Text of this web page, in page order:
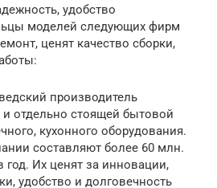
удобство
моделей следующих фирм
ценят качество сборки,
производитель
отдельно стоящей бытовой
кухонного оборудования.
составляют более 60 млн.
год. Их ценят за инновации,
удобство и долговечность